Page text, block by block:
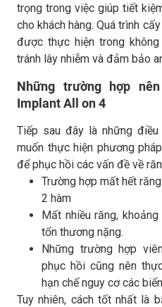
trọng trong việc giúp tiết
cho khách hàng. Quá trình
được thực hiện trong
tránh lây nhiễm và đảm bảo
Những trường hợp
Implant All on 4
Tiếp sau đây là những
muốn thực hiện phương
để phục hồi các vấn đề về
Trường hợp mất hết
2 hàm
Mất nhiều răng,
tổn thương nặng.
Những trường hợp
phục hồi cũng nên
hạn chế nguy cơ các
Tuy nhiên, cách tốt nhất là